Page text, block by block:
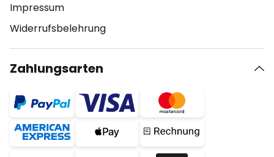
Impressum
Widerrufsbelehrung
Zahlungsarten